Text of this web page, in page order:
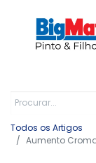
Todos os Artigos
Aumento